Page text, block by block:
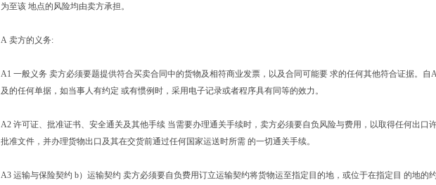
为至该 地点的风险均由卖方承担。
A 卖方的义务:
A1 一般义务 卖方必须要题提供符合买卖合同中的货物及相符商业发票，以及合同可能要 求的任何其他符合证据。自
及的任何单据，如当事人有约定 或有惯例时，采用电子记录或者程序具有同等的效力。
A2 许可证、批准证书、安全通关及其他手续 当需要办理通关手续时，卖方必须要自负风险与费用，以取得任何出口
批准文件，并办理货物出口及其在交货前通过任何国家运送时所需 的一切通关手续。
A3 运输与保险契约 b）运输契约 卖方必须要自负费用订立运输契约将货物运至指定目的地，或位于在指定目 的地的